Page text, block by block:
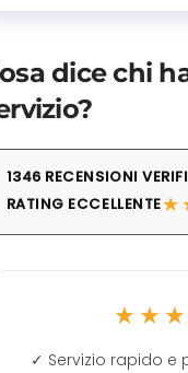
dice chi
1346 RECENSIONI
RATING ECCELLENTE
con